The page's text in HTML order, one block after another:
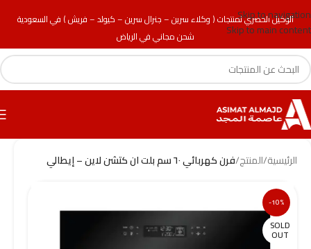
الوكيل الحصري لمنتجات ( وكلاء سرين – جنرال سرين – كيولد – فريش ) في السعودية
شحن مجاني في الرياض
Skip to navigation
Skip to main content
الرئيسية/المنتج/فرن كهربائي ٦٠ سم بلت ان كتشن لاين – إيطالي
-10%
SOLD
OUT